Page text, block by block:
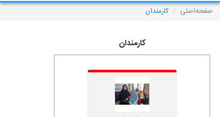
صفحه‌اصلی
کارمندان
کارمندان